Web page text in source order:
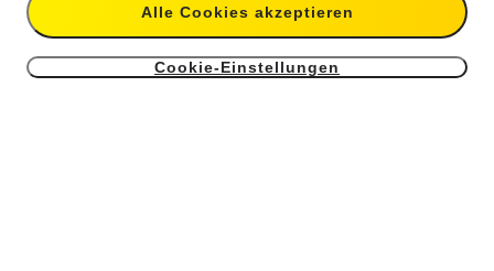
Alle Cookies akzeptieren
Cookie-Einstellungen